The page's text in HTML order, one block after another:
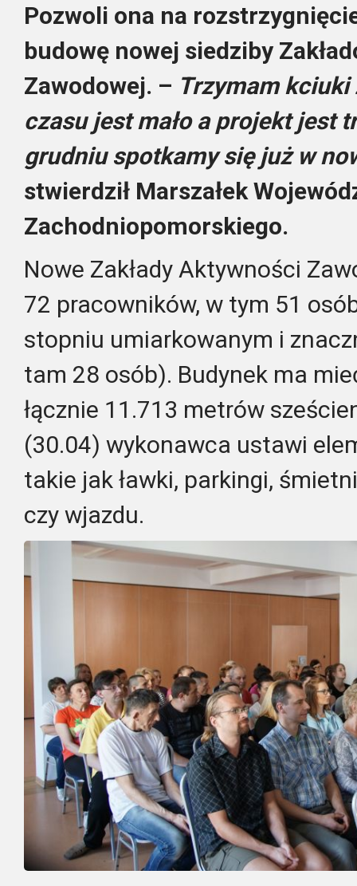
Pozwoli ona na
budowę nowej siedziby
Zawodowej. – Trzymam kciuki
czasu jest mało a projekt jest
grudniu spotkamy się już w
stwierdził Marszałek
Zachodniopomorskiego.
Nowe Zakłady Aktywności
72 pracowników, w tym 51
stopniu umiarkowanym i
tam 28 osób). Budynek ma
łącznie 11.713 metrów
(30.04) wykonawca ustawi
takie jak ławki, parkingi,
czy wjazdu.